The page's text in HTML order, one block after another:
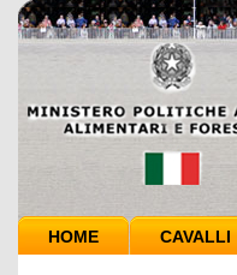
HOME CAVALLI